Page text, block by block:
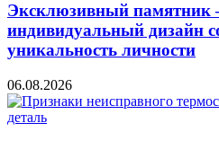
Эксклюзивный памятник
индивидуальный дизайн
уникальность личности
06.08.2026